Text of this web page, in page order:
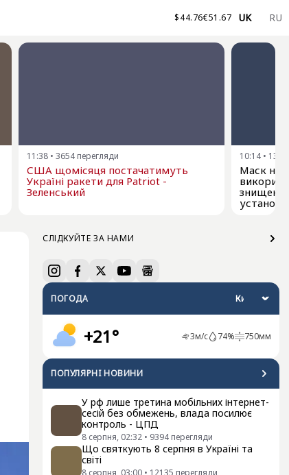
$44.76€51.67 UK RU
11:38 • 3654 перегляди
США щомісяця постачатимуть
Україні ракети для Patriot -
Зеленський
10:14 •
Маск не
СЛІДКУЙТЕ ЗА НАМИ
ПОГОДА
+21° 3м/с 74% 750мм
ПОПУЛЯРНI НОВИНИ
У рф лише третина мобільних інтернет-
сесій без обмежень, влада посилює
контроль - ЦПД
8 серпня, 02:32 • 9394 перегляди
Що святкують 8 серпня в Україні та
світі